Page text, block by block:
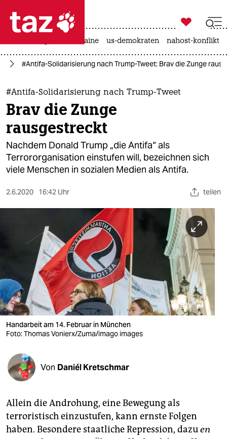
 taz zahl ich
taz zahl ich
themen
politik
öko
gesellschaft
sport
wahrheit
verlag
verlag
veranstaltungen
shop
fragen & hilfe
unterstützen
abo
genossenschaft

taz zahl ich
krieg in der ukraine us-demokraten nahost-konflikt
#Antifa-Solidarisierung nach Trump-Tweet: Brav die Zunge
#Antifa-Solidarisierung nach Trump-Tweet
Brav die Zunge
rausgestreckt
Nachdem Donald Trump „die Antifa“ als
Terrororganisation einstufen will, bezeichnen sich
viele Menschen in sozialen Medien als Antifa.
2.6.2020 16:42 Uhr teilen
Handarbeit am 14. Februar in München
Foto: Thomas Vonierx/Zuma/imago images
Von Daniél Kretschmar
Allein die Androhung, eine Bewegung als
terroristisch einzustufen, kann ernste Folgen
haben. Besondere staatliche Repression, dazuen